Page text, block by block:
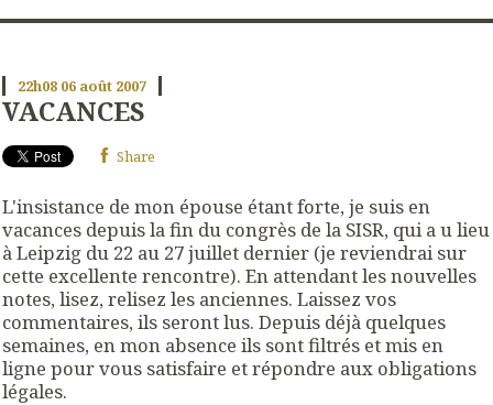
22h08 06 août 2007
VACANCES
Share
L'insistance de mon épouse étant forte, je suis en
vacances depuis la fin du congrès de la SISR, qui a u lieu
à Leipzig du 22 au 27 juillet dernier (je reviendrai sur
cette excellente rencontre). En attendant les nouvelles
notes, lisez, relisez les anciennes. Laissez vos
commentaires, ils seront lus. Depuis déjà quelques
semaines, en mon absence ils sont filtrés et mis en
ligne pour vous satisfaire et répondre aux obligations
légales.